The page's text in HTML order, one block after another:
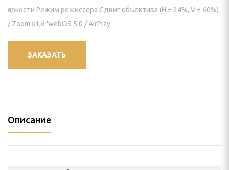
яркости Режим режиссера Сдвиг объектива (H ± 24%, V ± 60%)
/ Zoom x1,6 'webOS 5.0 / AirPlay
ЗАКАЗАТЬ
Описание